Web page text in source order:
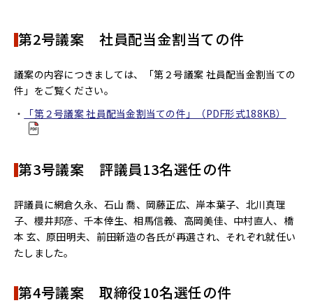
第2号議案 社員配当金割当ての件
議案の内容につきましては、「第２号議案 社員配当金割当ての
件」をご覧ください。
「第２号議案 社員配当金割当ての件」（PDF形式188KB）
第3号議案 評議員13名選任の件
評議員に網倉久永、石山 喬、岡藤正広、岸本葉子、北川真理
子、櫻井邦彦、千本倖生、相馬信義、高岡美佳、中村直人、橋
本 玄、原田明夫、前田新造の各氏が再選され、それぞれ就任い
たしました。
第4号議案 取締役10名選任の件